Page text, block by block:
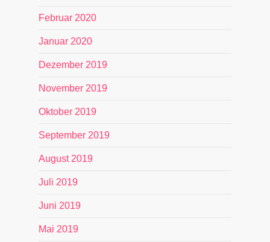
Februar 2020
Januar 2020
Dezember 2019
November 2019
Oktober 2019
September 2019
August 2019
Juli 2019
Juni 2019
Mai 2019